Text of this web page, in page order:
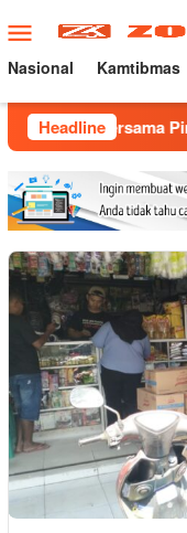
ke
konten
Menu
Mobile
Nasional Kamtibmas
Headline
Pimpinan